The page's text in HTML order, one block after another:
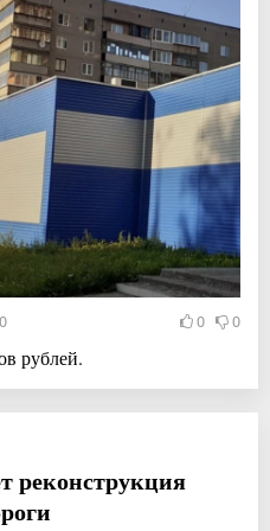
0 0
рублей.
реконструкция